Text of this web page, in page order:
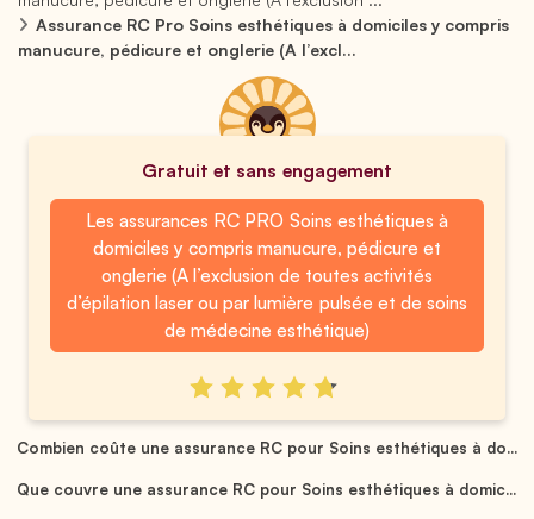
Assurance RC Pro Soins esthétiques à domiciles y compris
manucure, pédicure et onglerie (A l’excl...
Gratuit et sans engagement
Les assurances RC PRO Soins esthétiques à
domiciles y compris manucure, pédicure et
onglerie (A l’exclusion de toutes activités
d’épilation laser ou par lumière pulsée et de soins
de médecine esthétique)
Combien coûte une assurance RC pour Soins esthétiques à do...
Que couvre une assurance RC pour Soins esthétiques à domic...